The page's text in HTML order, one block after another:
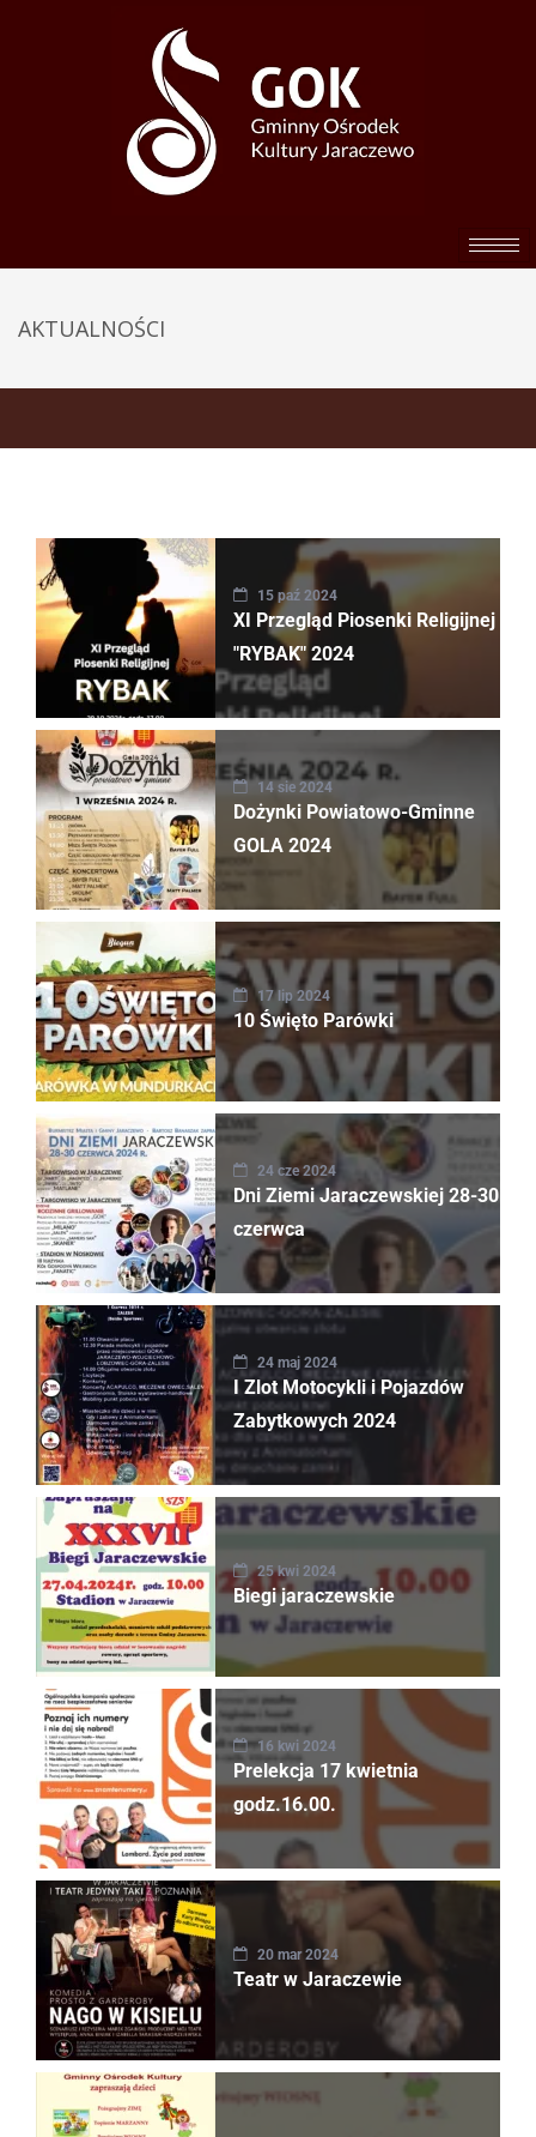
AKTUALNOŚCI
15 paź 2024
XI Przegląd Piosenki Religijnej
"RYBAK" 2024
14 sie 2024
Dożynki Powiatowo-Gminne
GOLA 2024
17 lip 2024
10 Święto Parówki
24 cze 2024
Dni Ziemi Jaraczewskiej 28-30
czerwca
24 maj 2024
I Zlot Motocykli i Pojazdów
Zabytkowych 2024
25 kwi 2024
Biegi jaraczewskie
16 kwi 2024
Prelekcja 17 kwietnia
godz.16.00.
20 mar 2024
Teatr w Jaraczewie